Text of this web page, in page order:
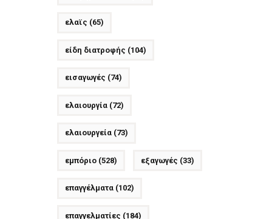
ελαϊς (65)
είδη διατροφής (104)
εισαγωγές (74)
ελαιουργία(72)
ελαιουργεία(73)
εμπόριο(528) εξαγωγές (33)
επαγγέλματα(102)
επαγγελματίες (184)